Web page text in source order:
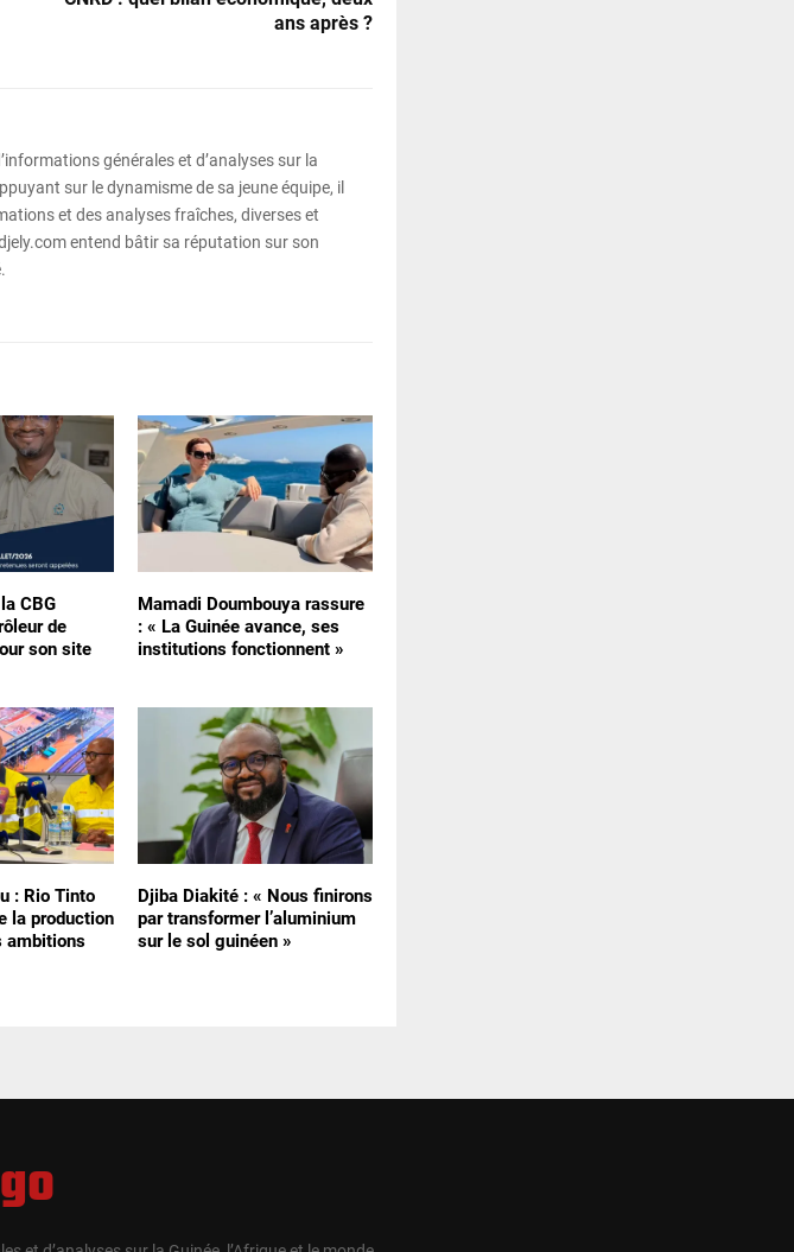
ans après ?
générales et d’analyses sur la
sur le dynamisme de sa jeune équipe, il
et des analyses fraîches, diverses et
entend bâtir sa réputation sur son
CBG
de
son site
Mamadi Doumbouya rassure
: « La Guinée avance, ses
institutions fonctionnent »
: Rio Tinto
la production
ambitions
Djiba Diakité : « Nous finirons
par transformer l’aluminium
sur le sol guinéen »